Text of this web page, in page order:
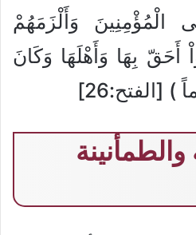
وَأَلْزَمَهُمْ
أَحَقّ بِهَا وَأَهْلَهَا وَكَانَ
[الفتح:26]
والطمأنينة